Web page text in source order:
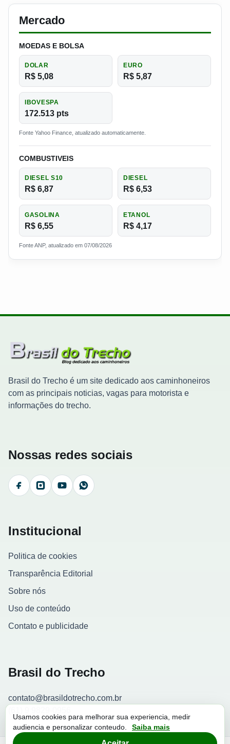
Mercado
MOEDAS E BOLSA
DOLAR
R$ 5,08
EURO
R$ 5,87
IBOVESPA
172.513 pts
Fonte Yahoo Finance, atualizado automaticamente.
COMBUSTIVEIS
DIESEL S10
R$ 6,87
DIESEL
R$ 6,53
GASOLINA
R$ 6,55
ETANOL
R$ 4,17
Fonte ANP, atualizado em 07/08/2026
Brasil do Trecho é um site dedicado aos caminhoneiros
com as principais noticias, vagas para motorista e
informações do trecho.
Nossas redes sociais
FacebookInstagramYouTubeWhatsApp
Institucional
Politica de cookies
Transparência Editorial
Sobre nós
Uso de conteúdo
Contato e publicidade
Brasil do Trecho
contato@brasildotrecho.com.br
Contador de visitantes
Usamos cookies para melhorar sua experiencia, medir
audiencia e personalizar conteudo.
Saiba mais